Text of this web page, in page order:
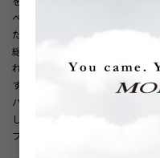
ベースカラーとロゴの2色でまと
た印象に仕上がっています。
総柄デザインはコーディネートの
れているため、すっきりと大人ら
す。
パンツやショートパンツ、チノな
しを楽しめます。
ブルーとオフホワイトとチャコー